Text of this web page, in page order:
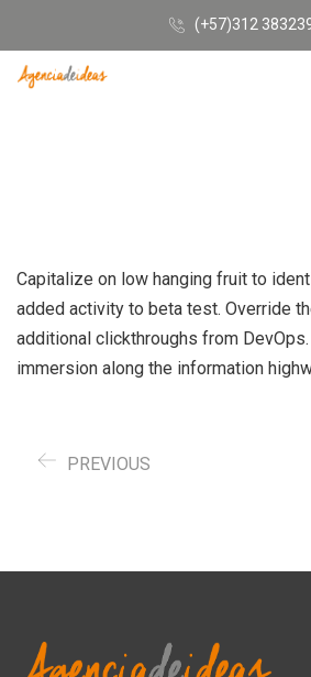
(+57)312
Capitalize on low hanging fruit to
added activity to beta test. Override
additional clickthroughs from
immersion along the information
PREVIOUS